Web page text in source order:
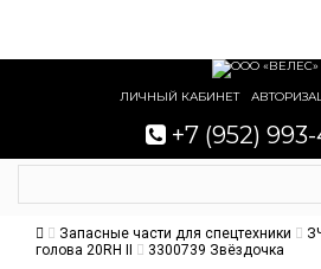
ЛИЧНЫЙ КАБИНЕТ
+7 (952)
Запасные части для спецтехники
голова 20RH II
3300739 Звёздочка